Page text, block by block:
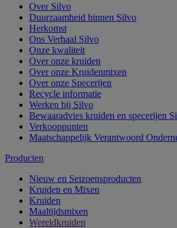
Over Silvo
Duurzaamheid binnen Silvo
Herkomst
Ons Verhaal Silvo
Onze kwaliteit
Over onze kruiden
Over onze Kruidenmixen
Over onze Specerijen
Recycle informatie
Werken bij Silvo
Bewaaradvies kruiden en specerijen
Verkooppunten
Maatschappelijk Verantwoord
Producten
Nieuw en Seizoensproducten
Kruiden en Mixen
Kruiden
Maaltijdsmixen
Wereldkruiden